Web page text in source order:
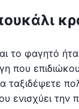
το φαγητό
που
ταξιδέψετε
ενισχύει την